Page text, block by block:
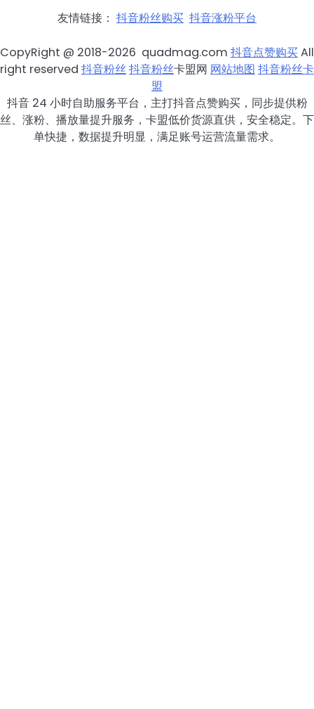
友情链接： 抖音粉丝购买 抖音涨粉平台
CopyRight @ 2018-2026 quadmag.com 抖音点赞购买All
right reserved 抖音粉丝 抖音粉丝卡盟网 网站地图 抖音粉丝卡
盟
抖音 24 小时自助服务平台，主打抖音点赞购买，同步提供粉
丝、涨粉、播放量提升服务，卡盟低价货源直供，安全稳定。下
单快捷，数据提升明显，满足账号运营流量需求。